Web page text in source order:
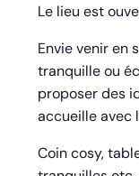
Le lieu est
Envie venir en
tranquille ou
proposer des
accueille avec
Coin cosy,